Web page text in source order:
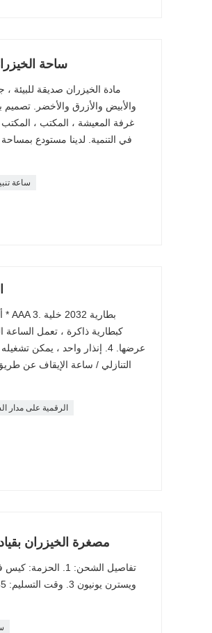
ساحة
مادة الخيزران صديقة للبيئة ،
والأبيض والأزرق والأخضر.
غرفة المعيشة ، المكتب ،
ساعة
كبطارية ذاكرة ، تعمل الساعة
الرقمية على مدار
مصغرة الخيزران
تفاصيل الشحن: 1.